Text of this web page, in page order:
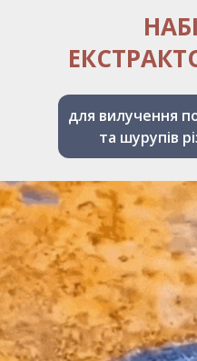
для вилучення
та шурупів